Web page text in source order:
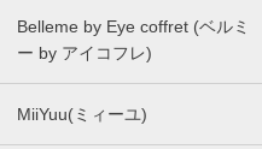
Belleme by Eye coffret (ベルミ
ー by アイコフレ)
MiiYuu(ミィーユ)